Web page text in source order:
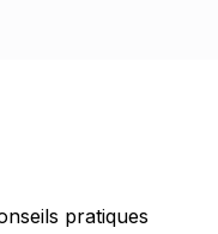
pratiques